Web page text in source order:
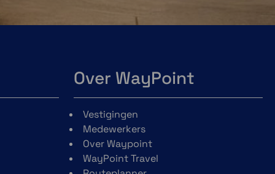
Over WayPoint
Vestigingen
Medewerkers
Over Waypoint
WayPoint Travel